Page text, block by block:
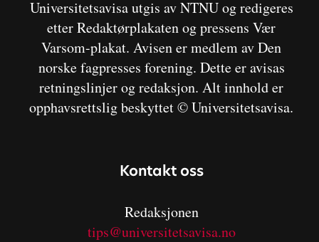
Universitetsavisa utgis av NTNU og redigeres
etter Redaktørplakaten og pressens Vær
Varsom-plakat. Avisen er medlem av Den
norske fagpresses forening. Dette er avisas
retningslinjer og redaksjon. Alt innhold er
opphavsrettslig beskyttet © Universitetsavisa.
Kontakt oss
Redaksjonen
tips@universitetsavisa.no